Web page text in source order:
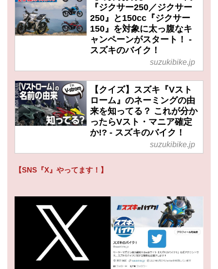
『ジクサー250／ジクサー
250』と150cc『ジクサー
150』を対象に太っ腹なキ
ャンペーンがスタート！ -
スズキのバイク！
suzukibike.jp
【クイズ】スズキ『Vスト
ローム』のネーミングの由
来を知ってる？ これが分か
ったらVスト・マニア確定
か!? - スズキのバイク！
suzukibike.jp
【SNS『X』やってます！】